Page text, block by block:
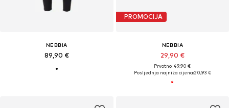
NEBBIA
89,90 €
PROMOCIJA
NEBBIA
29,90 €
Prvotno: 49,90 €
Posljednja najniža cijena:20,93 €